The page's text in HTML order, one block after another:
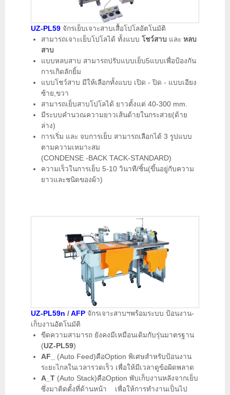
เครื่องตัดผ้ากุ๊น
เครื่องร้อยเชื่อก
เครื่องดูดเศษด้าย
เครื่องกลับกางเกง-กลับปลอกหมอน
เครื่องแบ่งด้าย
เครื่องดูดคราบสกปรก
บอยเลอร์และโต๊ะรีดผ้าสูญญากาศ
ติดต่อเรา
เครื่องดูดเศษด้าย
เครื่องกลับกางเกง-กลับปลอกหมอน
เครื่องลับกรรไกร-ใบมีด
เครื่องดูดคราบสกปรก
บอยเลอร์และโต๊ะรีดผ้าสูญญากาศ
UZ-PL59 จักรเย็บเจาะสาบเสื้อโปโลอัตโนมัติ
สามารถเจาะเย็บโปโลได้ ทั้งแบบ โชว์สาบ และ หลบ
สาบ
แบบหลบสาบ สามารถปรับแบบเย็บ5แบบเพื่อป้องกัน
การเกิดลักยิ้ม
แบบโชว์สาบ มีให้เลือกทั้งแบบ เปิด - ปิด - แบบเอียง
ซ้าย,ขวา
สามารถเย็บสาบโปโลได้ ยาวตั้งแต่ 40-300 mm.
มีระบบคำนวณความยาวเส้นด้ายในกระสวย(ด้าย
ล่าง)
การเริ่ม และ จบการเย็บ สามารถเลือกได้ 3 รูปแบบ
ตามความเหมาะสม
(CONDENSE -BACK TACK-STANDARD)
ความเร็วในการเย็บ 5-10 วินาที/ชิ้น(ขึ้นอยู่กับความ
ยาวและชนิดของผ้า)
UZ-PL59n / AFP จักรเจาะสาบฯพร้อมระบบ ป้อนงาน-
เก็บงานอัตโนมัติ
ขีดความสามารถ ยังคงมีเหมือนเดิมกับรุ่นมาตรฐาน
(UZ-PL59)
AF_
(Auto Feed)คือOption พิเศษสำหรับป้อนงาน
ระยะไกลในเวลารวดเร็ว เพื่อให้มีเวลาดูข้อผิดพลาด
A_T (Auto Stack)คือOption พับเก็บงานหลังจากเย็บ
ซึ่งมาติดตั้งที่ด้านหน้า เพื่อให้การทำงานเป็นไป